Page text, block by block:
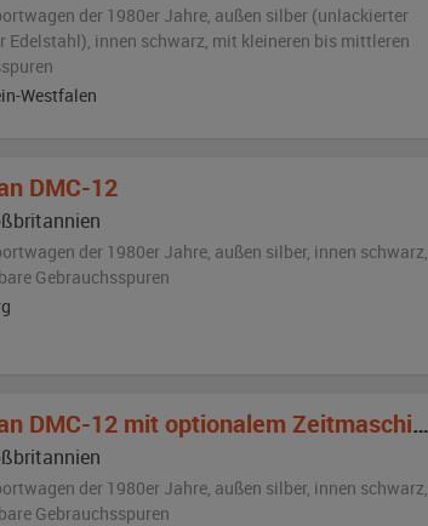
der 1980er Jahre, außen silber (unlackierter
Edelstahl), innen schwarz, mit kleineren bis mittleren
Westfalen
DMC-12
der 1980er Jahre, außen silber, innen schwarz,
Gebrauchsspuren
DMC-12 mit optionalem Zeitmaschinen-Heckaufbau
der 1980er Jahre, außen silber, innen schwarz,
Gebrauchsspuren